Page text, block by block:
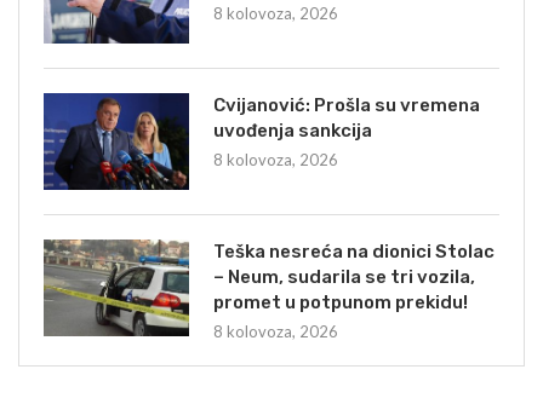
8 kolovoza, 2026
Cvijanović: Prošla su vremena
uvođenja sankcija
8 kolovoza, 2026
Teška nesreća na dionici Stolac
– Neum, sudarila se tri vozila,
promet u potpunom prekidu!
8 kolovoza, 2026